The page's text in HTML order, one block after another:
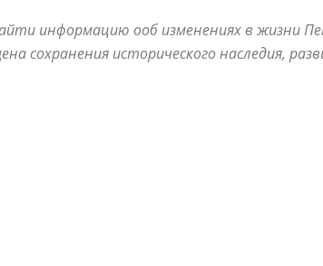
информацию ооб изменениях в жизни
сохранения исторического наследия,